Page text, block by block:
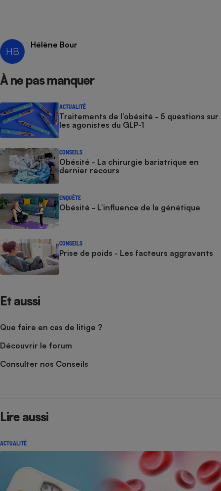
HB
Hélène Bour
À ne pas manquer
ACTUALITÉ
Traitements de l’obésité - 5 questions sur
les agonistes du GLP-1
CONSEILS
Obésité - La chirurgie bariatrique en
dernier recours
ENQUÊTE
Obésité - L’influence de la génétique
CONSEILS
Prise de poids - Les facteurs aggravants
Et aussi
Que faire en cas de litige ?
Découvrir le forum
Consulter nos Conseils
Lire aussi
ACTUALITÉ